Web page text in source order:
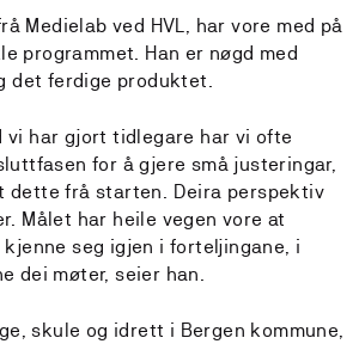
Medielab ved HVL, har vore med på
programmet. Han er nøgd med
det ferdige produktet.
vi har gjort tidlegare har vi ofte
for å gjere små justeringar,
dette frå starten. Deira perspektiv
Målet har heile vegen vore at
kjenne seg igjen i forteljingane, i
dei møter, seier han.
skule og idrett i Bergen kommune,